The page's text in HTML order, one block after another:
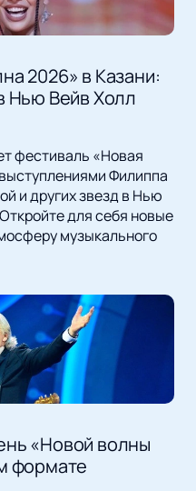
2026» в Казани:
Нью Вейв Холл
фестиваль «Новая
Филиппа
и других звезд в Нью
для себя новые
музыкального
«Новой волны
формате